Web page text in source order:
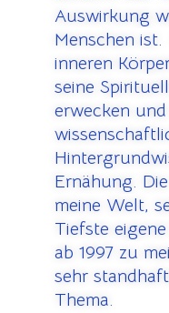
Auswirkung
Menschen
inneren
seine
erwecken
Ernähung.
meine Welt,
Tiefste
ab 1997 zu
sehr
Thema.